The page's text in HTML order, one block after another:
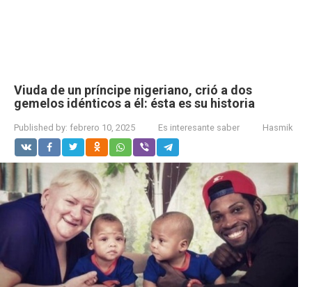
Viuda de un príncipe nigeriano, crió a dos
gemelos idénticos a él: ésta es su historia
Published by: febrero 10, 2025 Es interesante saber Hasmik